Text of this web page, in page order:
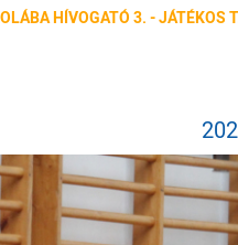
HÍVOGATÓ 3. - JÁTÉKOS